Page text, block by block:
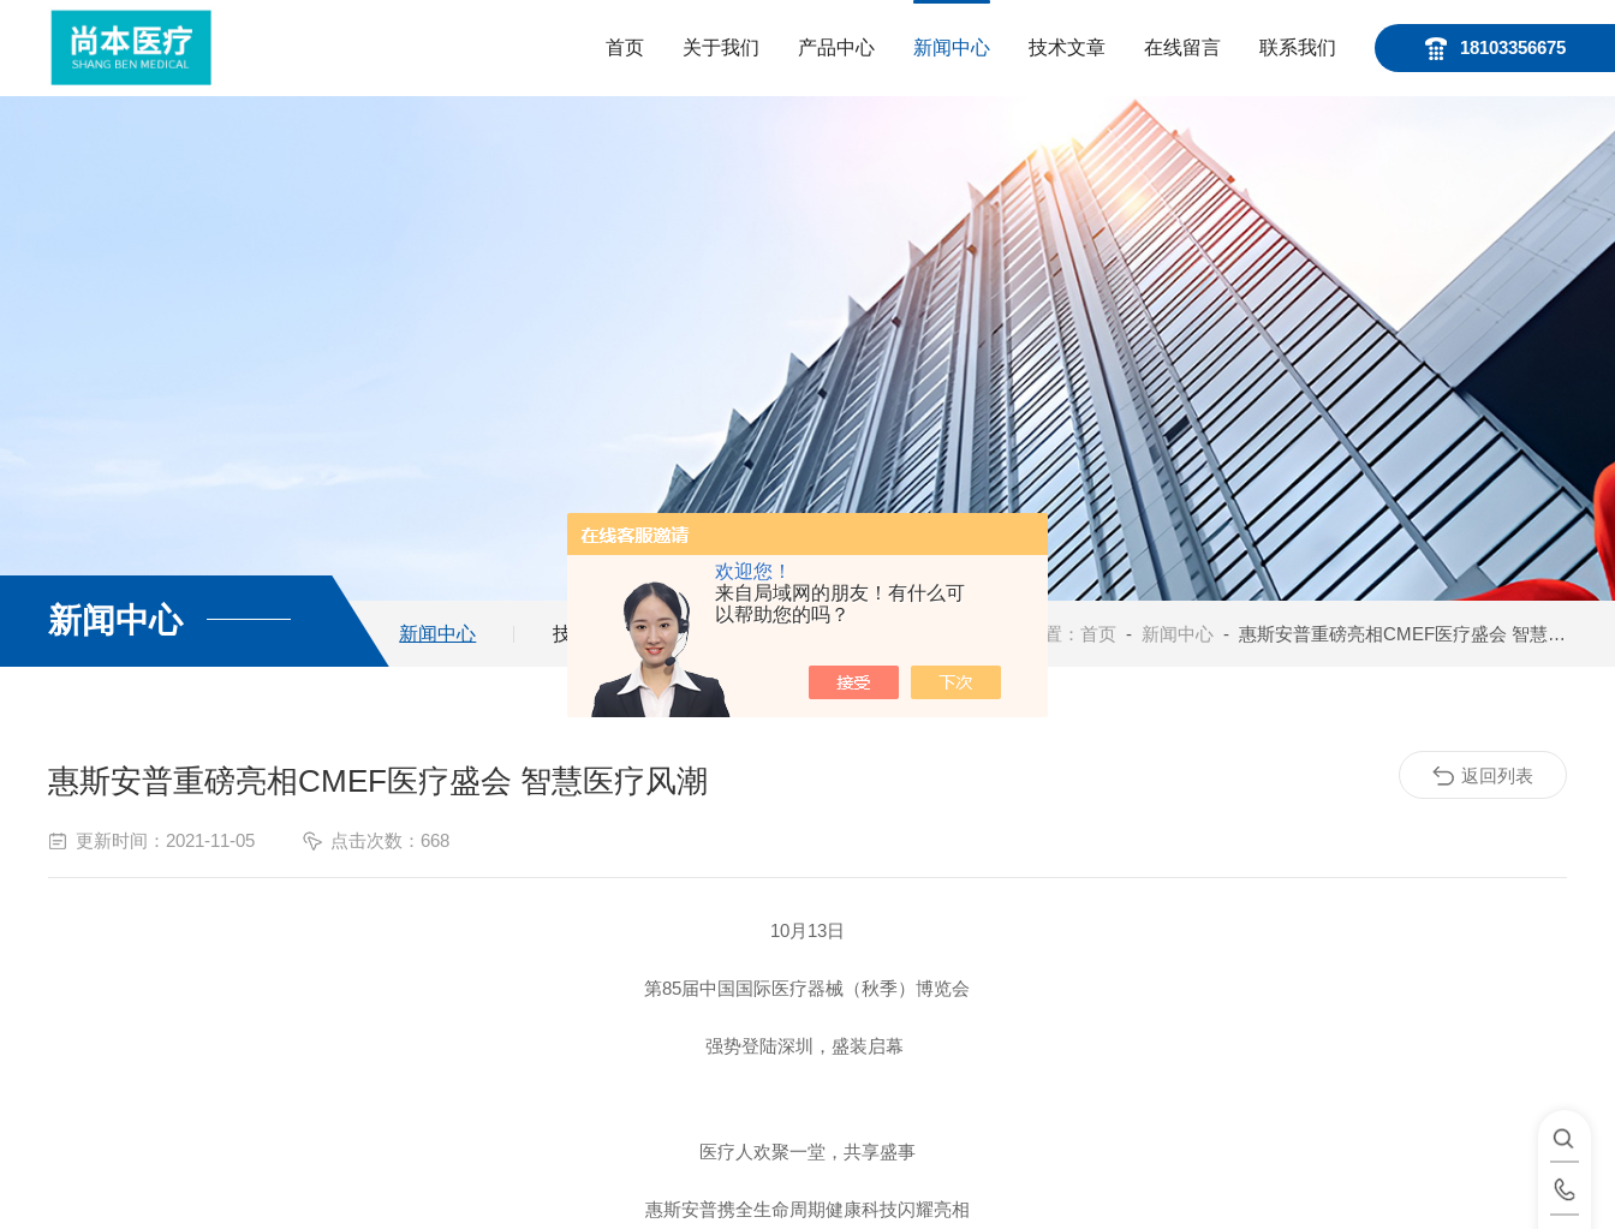
欢迎您！
来自局域网的朋友！有什么可
以帮助您的吗？
18103356675
首页 关于我们 产品中心 新闻中心 技术文章 在线留言 联系我们
新闻中心 新闻中心 技术文章 当前位置：首页 - 新闻中心 - 惠斯安普重磅亮相CMEF医疗盛会 智慧医疗风潮
惠斯安普重磅亮相CMEF医疗盛会 智慧医疗风潮
更新时间：2021-11-05 点击次数：668
10月13日
第85届中国国际医疗器械（秋季）博览会
强势登陆深圳，盛装启幕
医疗人欢聚一堂，共享盛事
惠斯安普携全生命周期健康科技闪耀亮相
返回列表